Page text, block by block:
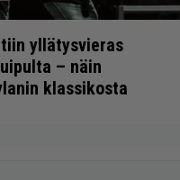
yllätysvieras
– näin
klassikosta